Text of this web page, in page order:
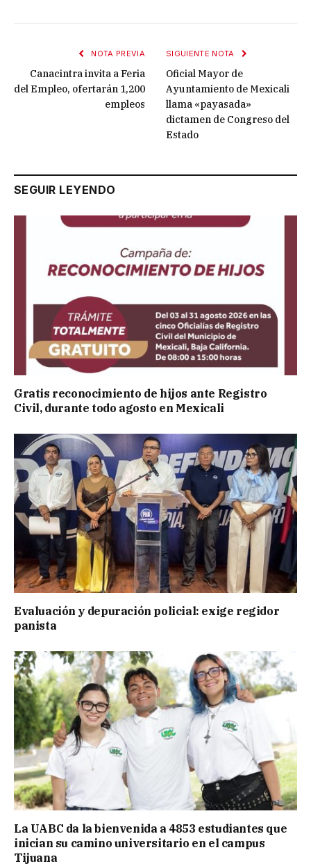
NOTA PREVIA
Canacintra invita a Feria
del Empleo, ofertarán 1,200
empleos
SIGUIENTE NOTA
Oficial Mayor de
Ayuntamiento de Mexicali
llama «payasada»
dictamen de Congreso del
Estado
SEGUIR LEYENDO
Gratis reconocimiento de hijos ante Registro
Civil, durante todo agosto en Mexicali
Evaluación y depuración policial: exige regidor
panista
La UABC da la bienvenida a 4853 estudiantes que
inician su camino universitario en el campus
Tijuana